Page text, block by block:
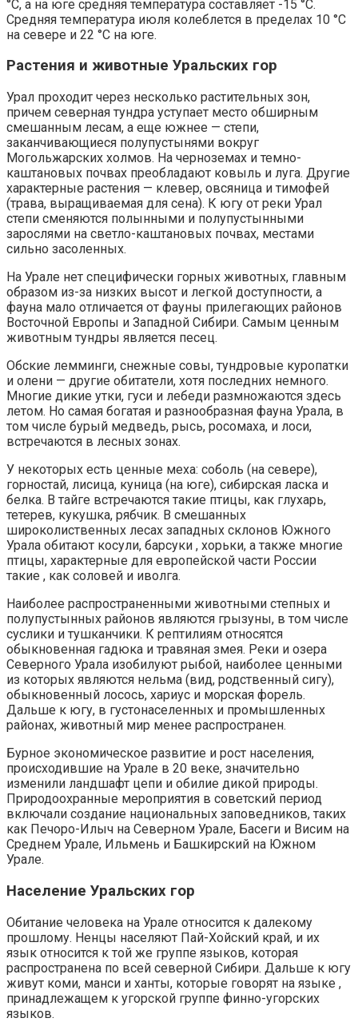
°C, а на юге средняя температура составляет -15 °C.
Средняя температура июля колеблется в пределах 10 °C
на севере и 22 °C на юге.
Растения и животные Уральских гор
Урал проходит через несколько растительных зон,
причем северная тундра уступает место обширным
смешанным лесам, а еще южнее — степи,
заканчивающиеся полупустынями вокруг
Могольжарских холмов. На черноземах и темно-
каштановых почвах преобладают ковыль и луга. Другие
характерные растения — клевер, овсяница и тимофей
(трава, выращиваемая для сена). К югу от реки Урал
степи сменяются полынными и полупустынными
зарослями на светло-каштановых почвах, местами
сильно засоленных.
На Урале нет специфически горных животных, главным
образом из-за низких высот и легкой доступности, а
фауна мало отличается от фауны прилегающих районов
Восточной Европы и Западной Сибири. Самым ценным
животным тундры является песец.
Обские лемминги, снежные совы, тундровые куропатки
и олени — другие обитатели, хотя последних немного.
Многие дикие утки, гуси и лебеди размножаются здесь
летом. Но самая богатая и разнообразная фауна Урала, в
том числе бурый медведь, рысь, росомаха, и лоси,
встречаются в лесных зонах.
У некоторых есть ценные меха: соболь (на севере),
горностай, лисица, куница (на юге), сибирская ласка и
белка. В тайге встречаются такие птицы, как глухарь,
тетерев, кукушка, рябчик. В смешанных
широколиственных лесах западных склонов Южного
Урала обитают косули, барсуки , хорьки, а также многие
птицы, характерные для европейской части России
такие , как соловей и иволга.
Наиболее распространенными животными степных и
полупустынных районов являются грызуны, в том числе
суслики и тушканчики. К рептилиям относятся
обыкновенная гадюка и травяная змея. Реки и озера
Северного Урала изобилуют рыбой, наиболее ценными
из которых являются нельма (вид, родственный сигу),
обыкновенный лосось, хариус и морская форель.
Дальше к югу, в густонаселенных и промышленных
районах, животный мир менее распространен.
Бурное экономическое развитие и рост населения,
происходившие на Урале в 20 веке, значительно
изменили ландшафт цепи и обилие дикой природы.
Природоохранные мероприятия в советский период
включали создание национальных заповедников, таких
как Печоро-Илыч на Северном Урале, Басеги и Висим на
Среднем Урале, Ильмень и Башкирский на Южном
Урале.
Население Уральских гор
Обитание человека на Урале относится к далекому
прошлому. Ненцы населяют Пай-Хойский край, и их
язык относится к той же группе языков, которая
распространена по всей северной Сибири. Дальше к югу
живут коми, манси и ханты, которые говорят на языке ,
принадлежащем к угорской группе финно-угорских
языков.